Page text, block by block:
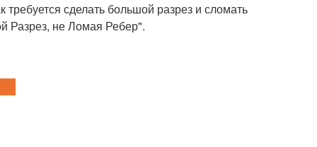
сделать большой разрез и сломать
Разрез, не Ломая Ребер".